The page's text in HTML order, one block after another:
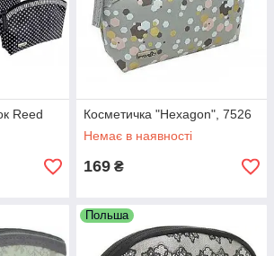
Reed
Косметичка "Hexagon", 7526
Немає в наявності
169 ₴
Польша